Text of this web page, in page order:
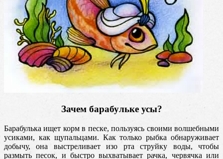
Зачем барабульке усы?
Барабулька ищет корм в песке, пользуясь своими волшебными
усиками, как щупальцами. Как только рыбка обнаруживает
добычу, она выстреливает изо рта струйку воды, чтобы
размыть песок, и быстро выхватывает рачка, червячка или